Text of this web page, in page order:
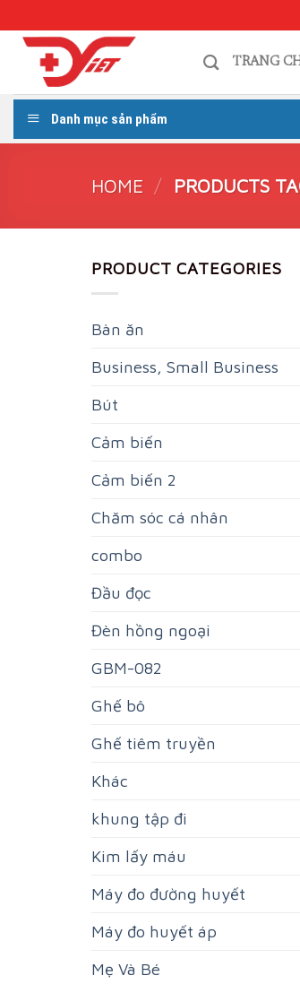
content
TRANG
Danh mục sản phẩm
HOME / PRODUCTS
PRODUCT CATEGORIES
Bàn ăn
Business, Small Business
Bút
Cảm biến
Cảm biến 2
Chăm sóc cá nhân
combo
Đầu đọc
Đèn hồng ngoại
GBM-082
Ghế bô
Ghế tiêm truyền
Khác
khung tập đi
Kim lấy máu
Máy đo đường huyết
Máy đo huyết áp
Mẹ Và Bé